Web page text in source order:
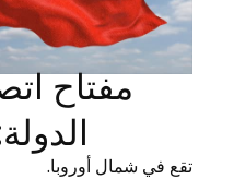
مفتاح
تقع في شمال أوروبا.